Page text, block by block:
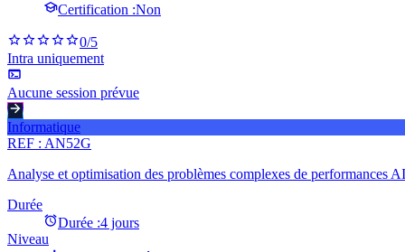
Certification :Non
0/5
Intra uniquement
Aucune session prévue
Informatique
REF : AN52G
Analyse et optimisation des problèmes complexes de performances
Durée
Durée :4 jours
Niveau